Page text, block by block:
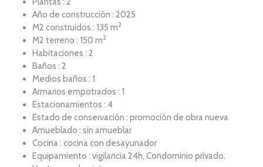
Año de construcción : 2025
M2 construidos : 135 m2
M2 terreno : 150 m2
Habitaciones : 2
Baños : 2
Medios baños : 1
Armarios empotrados : 1
Estacionamientos : 4
Estado de conservación : promoción de obra nueva
Amueblado : sin amueblar
Cocina : cocina con desayunador
Equipamiento : vigilancia 24h, Condominio privado.